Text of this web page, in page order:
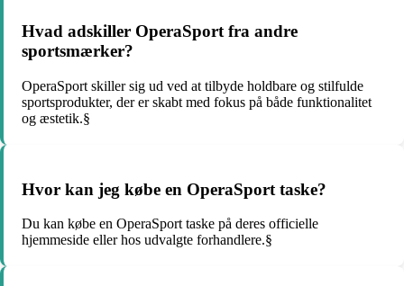
Hvad adskiller OperaSport fra andre
sportsmærker?
OperaSport skiller sig ud ved at tilbyde holdbare og stilfulde
sportsprodukter, der er skabt med fokus på både funktionalitet
og æstetik.§
Hvor kan jeg købe en OperaSport taske?
Du kan købe en OperaSport taske på deres officielle
hjemmeside eller hos udvalgte forhandlere.§